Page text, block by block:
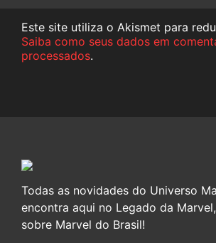
Este site utiliza o Akismet para
Saiba como seus dados em
processados.
Todas as novidades do Universo
encontra aqui no Legado da
sobre Marvel do Brasil!